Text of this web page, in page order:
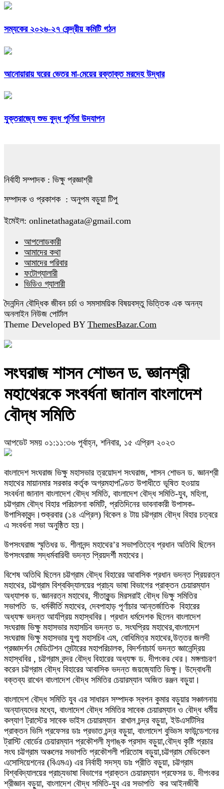
সম্যকের ২০২৬-২৭ কেন্দ্রীয় কমিটি গঠন
আনোয়ারায় ঘরের ভেতর মা-মেয়ের রক্তাক্ত মরদেহ উদ্ধার
যুক্তরাজ্যে শুভ বুদ্ধ পূর্ণিমা উদযাপন
নির্বাহী সম্পাদক : ভিক্ষু প্রজ্ঞাশ্রী
সম্পাদক ও প্রকাশক : অনুপম বড়ুয়া টিপু
ইমেইল: onlinetathagata@gmail.com
আপলোডকারী
আমাদের কথা
আমাদের পরিবার
ফটোগ্যালারী
ভিডিও গ্যালারী
দৈনন্দিন বৌদ্ধিক জীবন চর্চা ও সমসাময়িক বিষয়বস্তু ভিত্তিক এক অনন্য
অনলাইন নিউজ পোর্টাল
Theme Developed BY ThemesBazar.Com
সংঘরাজ শাসন শোভন ড. জ্ঞানশ্রী
মহাথেরকে সংবর্ধনা জানাল বাংলাদেশ
বৌদ্ধ সমিতি
আপডেট সময় ০১:১১:৩৬ পূর্বাহ্ন, শনিবার, ১৫ এপ্রিল ২০২৩
বাংলাদেশ সংঘরাজ ভিক্ষু মহাসভার ত্রয়োদশ সংঘরাজ, শাসন শোভন ড. জ্ঞানশ্রী
মহাথের মায়ানমার সরকার কর্তৃক অগ্রমহাপণ্ডিত উপাধীতে ভূষিত হওয়ায়
সংবর্ধনা জানাল বাংলাদেশ বৌদ্ধ সমিতি, বাংলাদেশ বৌদ্ধ সমিতি-যুব, মহিলা,
চট্টগ্রাম বৌদ্ধ বিহার পরিচালনা কমিটি, প্রতিদিনের ভাবনাকারী উপাসক-
উপাসিকাবৃন্দ।শুক্রবার (১৪ এপ্রিল) বিকেল ৪ টায় চট্টগ্রাম বৌদ্ধ বিহার চত্বরে
এ সংবর্ধনা সভা অনুষ্ঠিত হয়।
উপসংঘরাজ স্মৃতিধর ড. শীলানন্দ মহাথের’র সভাপতিত্বে প্রধান অতিথি ছিলেন
উপসংঘরাজ সদ্ধর্মবারিধী ভদন্ত প্রিয়দর্শী মহাথের।
বিশেষ অতিথি ছিলেন চট্টগ্রাম বৌদ্ধ বিহারের আবাসিক প্রধান ভদন্ত প্রিয়রত্ন
মহাথের, চট্টগ্রাম বিশ্ববিদ্যালয়ের প্রাচ্য ভাষা বিভাগের প্রাক্তন চেয়ারম্যান
অধ্যাপক ড. জ্ঞানরত্ন মহাথের, সীতাকুন্ড মিরসরাই বৌদ্ধ ভিক্ষু সমিতির
সভাপতি ড. ধর্মকীর্তি মহাথের, দেবপাহাড় পূর্ণাচার আন্তর্জাতিক বিহারের
অধ্যক্ষ ভদন্ত আর্যপ্রিয় মহাস্থবির। প্রধান ধর্মদেশক ছিলেন বাংলাদেশ
সংঘরাজ ভিক্ষু মহাসভার মহাসচিব ভদন্ত ড. সংঘপ্রিয় মহাথের,বাংলাদেশ
সংঘরাজ ভিক্ষু মহাসভার যুগ্ম মহাসচিব এম, বোধিমিত্র মহাথের,উত্তর জলদী
প্রজ্ঞাদর্শন মেডিটেশন সেন্টারের মহাপরিচালক, বিদর্শনাচার্য ভদন্ত জ্ঞানেন্দ্রিয়
মহাস্থবির , চট্টগ্রাম বন্দর বৌদ্ধ বিহারের অধ্যক্ষ ড. দীপংকর থের। মঙ্গলাচরণ
করেন চট্টগ্রাম বৌদ্ধ বিহারের আবাসিক ভদন্ত জয়জ্যোতি ভিক্ষু। উদ্বোধনী
বক্তব্য রাখেন বাংলাদেশ বৌদ্ধ সমিতির চেয়ারম্যান অজিত রঞ্জন বড়ুয়া।
বাংলাদেশ বৌদ্ধ সমিতি যুব এর সাধারন সম্পাদক স্বপন কুমার বড়ুয়ার সঞ্চালনায়
অন্যান্যদের মধ্যে, বাংলাদেশ বৌদ্ধ সমিতির সাবেক চেয়ারম্যান ও বৌদ্ধ ধর্মীয়
কল্যাণ ট্রাস্টের সাবেক ভাইস চেয়ারম্যান রাখাল চন্দ্র বড়ুয়া, ইউএসটিসির
প্রাক্তন ভিসি প্রফেসর ডাঃ প্রভাত চন্দ্র বড়ুয়া, বাংলাদেশ বুড্ডিস ফাউন্ডেশনের
ট্রাস্টি বোর্ডের চেয়ারম্যান প্রকৌশলী মৃগাঙ্ক প্রসাদ বড়ুয়া,বৌদ্ধ কৃষ্টি প্রচার
সংঘ চট্টগ্রাম অঞ্চলের সভাপতি প্রকৌশলী পরিতোষ বড়ুয়া,চট্টগ্রাম মেডিকেল
এসোসিয়েশনের (বিএমএ) এর নির্বাহী সদস্য ডাঃ প্রীতি বড়ুয়া, চট্টগ্রাম
বিশ্ববিদ্যালয়ের প্রাচ্যভাষা বিভাগের প্রাক্তন চেয়ারম্যান প্রফেসর ড. দীপংকর
শ্রীজ্ঞান বড়ুয়া, বাংলাদেশ বৌদ্ধ সমিতি-যুব এর সভাপতি কর আইনজীবী